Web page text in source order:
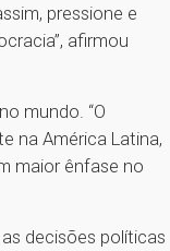
pressione e
afirmou
mundo. “O
na América Latina,
maior ênfase no
decisões políticas